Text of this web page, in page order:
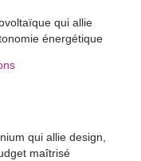
qui allie
énergétique
qui allie design,
maîtrisé